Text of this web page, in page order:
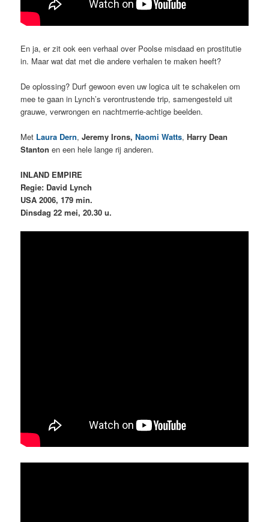
En ja, er zit ook een verhaal over Poolse misdaad en prostitutie
in. Maar wat dat met die andere verhalen te maken heeft?
De oplossing? Durf gewoon even uw logica uit te schakelen om
mee te gaan in Lynch’sverontrustende trip, samengesteld uit
grauwe, verwrongen en nachtmerrie-achtige beelden.
Met Laura Dern,Jeremy Irons, Naomi Watts,Harry Dean
Stantonen een hele lange rij anderen.
INLAND EMPIRE
Regie: David Lynch
USA 2006, 179 min.
Dinsdag 22 mei, 20.30 u.